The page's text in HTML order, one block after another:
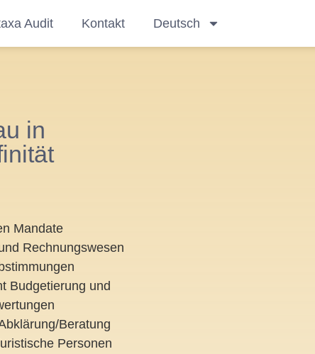
Audit Kontakt Deutsch
in
Mandate
Rechnungswesen
Budgetierung und
Beratung
Personen